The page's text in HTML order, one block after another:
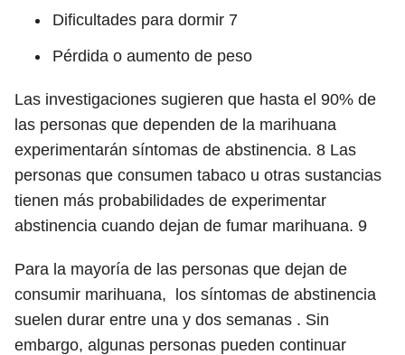
Dificultades para dormir 7
Pérdida o aumento de peso
Las investigaciones sugieren que hasta el 90% de
las personas que dependen de la marihuana
experimentarán síntomas de abstinencia. 8 Las
personas que consumen tabaco u otras sustancias
tienen más probabilidades de experimentar
abstinencia cuando dejan de fumar marihuana. 9
Para la mayoría de las personas que dejan de
consumir marihuana, los síntomas de abstinencia
suelen durar entre una y dos semanas . Sin
embargo, algunas personas pueden continuar